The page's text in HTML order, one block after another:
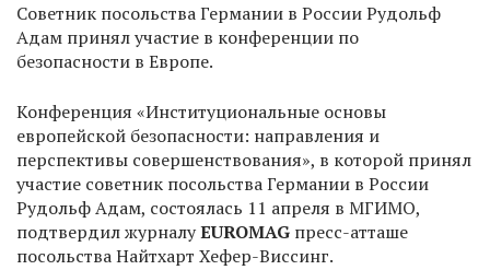
Советник посольства Германии в России Рудольф
Адам принял участие в конференции по
безопасности в Европе.
Конференция «Институциональные основы
европейской безопасности: направления и
перспективы совершенствования», в которой принял
участие советник посольства Германии в России
Рудольф Адам, состоялась 11 апреля в МГИМО,
подтвердил журналуEUROMAG пресс-атташе
посольства Найтхарт Хефер-Виссинг.